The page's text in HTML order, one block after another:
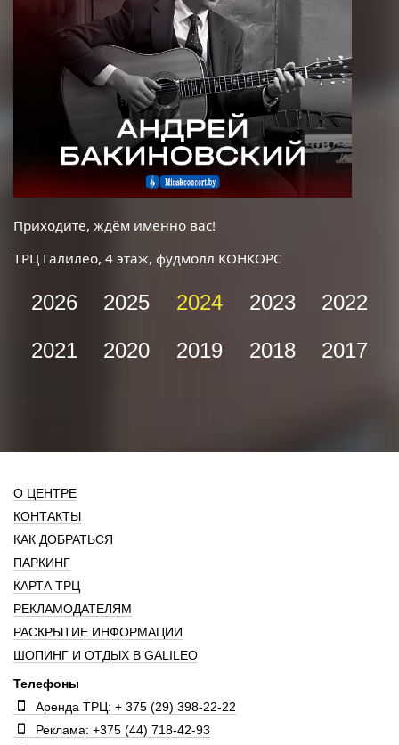
Приходите, ждём именно вас!
ТРЦ Галилео, 4 этаж, фудмолл КОНКОРС
2026 2025 2024 2023
2022
2021
2020 2019 2018 2017
О ЦЕНТРЕ
КОНТАКТЫ
КАК ДОБРАТЬСЯ
ПАРКИНГ
КАРТА ТРЦ
РЕКЛАМОДАТЕЛЯМ
РАСКРЫТИЕ ИНФОРМАЦИИ
ШОПИНГ И ОТДЫХ В GALILEO
Телефоны
Аренда ТРЦ: + 375 (29) 398-22-22
Реклама: +375 (44) 718-42-93